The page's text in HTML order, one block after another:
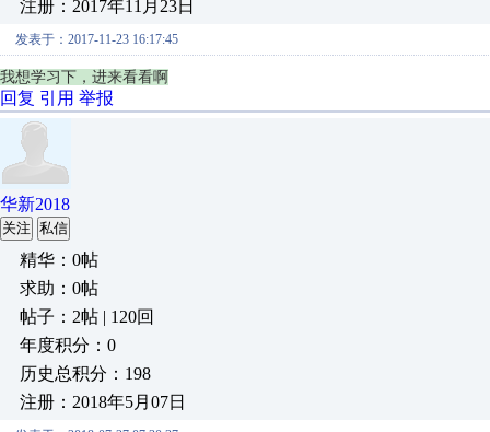
注册：2017年11月23日
发表于：2017-11-23 16:17:45
我想学习下，进来看看啊
回复 引用 举报
华新2018
关注 私信
精华：0帖
求助：0帖
帖子：2帖 | 120回
年度积分：0
历史总积分：198
注册：2018年5月07日